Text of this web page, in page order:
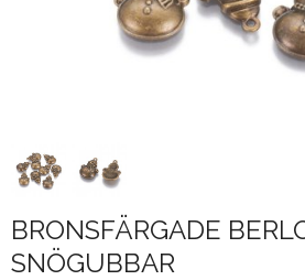
BRONSFÄRGADE
SNÖGUBBAR